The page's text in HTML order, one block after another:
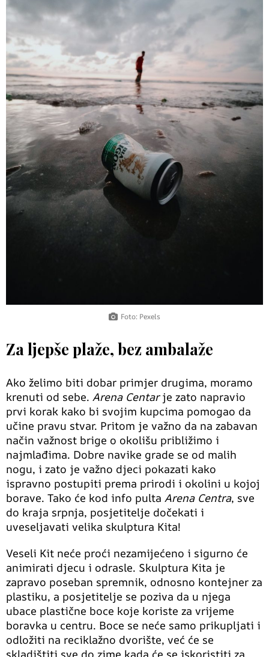
Foto: Pexels
Za ljepše plaže, bez ambalaže
Ako želimo biti dobar primjer drugima, moramo
krenuti od sebe. Arena Centarje zato napravio
prvi korak kako bi svojim kupcima pomogao da
učine pravu stvar. Pritom je važno da na zabavan
način važnost brige o okolišu približimo i
najmlađima. Dobre navike grade se od malih
nogu, i zato je važno djeci pokazati kako
ispravno postupiti prema prirodi i okolini u kojoj
borave. Tako će kod info pulta Arena Centra, sve
do kraja srpnja, posjetitelje dočekati i
uveseljavati velika skulptura Kita!
Veseli Kit neće proći nezamijećeno i sigurno će
animirati djecu i odrasle. Skulptura Kita je
zapravo poseban spremnik, odnosno kontejner za
plastiku, a posjetitelje se poziva da u njega
ubace plastične boce koje koriste za vrijeme
boravka u centru. Boce se neće samo prikupljati i
odložiti na reciklažno dvorište, već će se
skladištiti sve do zime kada će se iskoristiti za